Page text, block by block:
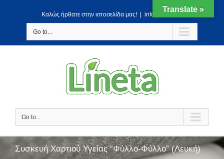
Kαλώς ήρθατε στην ιστοσελίδα μας! info@lineta.gr
Go to...
Go to...
Συσκευή Χαρτιού Υγείας “Φύλλο-Φύλλο” (Λευκή)
Translate »